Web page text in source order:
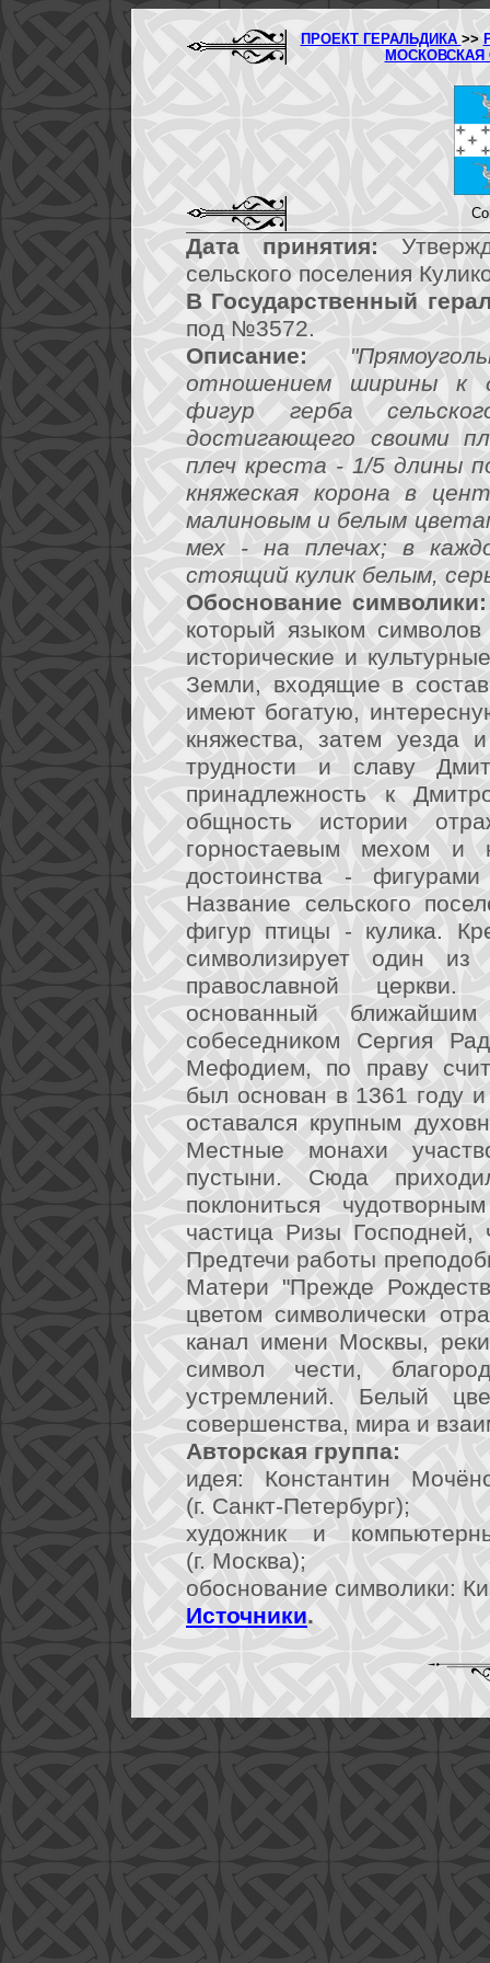
ПРОЕКТ ГЕРАЛЬДИКА >>
Дата принятия:
сельского поселения
В Государственный
под №3572.
Описание:
отношением ширины к
фигур герба
достигающего своими
плеч креста - 1/5 длины
княжеская корона в
малиновым и белым
мех - на плечах; в
стоящий кулик белым,
Обоснование символики:
который языком
исторические и
Земли, входящие в состав
имеют богатую,
княжества, затем уезда
трудности и славу
принадлежность к
общность истории
горностаевым мехом и
достоинства -
Название сельского
фигур птицы - кулика.
символизирует один из
православной церкви.
основанный
собеседником Сергия
Мефодием, по праву
был основан в 1361 году
оставался крупным
Местные монахи
пустыни. Сюда
поклониться
частица Ризы Господней,
Предтечи работы
Матери "Прежде
цветом символически
канал имени Москвы,
символ чести,
устремлений. Белый
совершенства, мира и
Авторская группа:
идея: Константин
(г. Санкт-Петербург);
художник и
(г. Москва);
обоснование символики:
Источники.